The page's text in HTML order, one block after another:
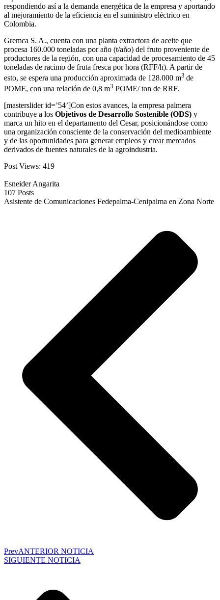
respondiendo así a la demanda energética de la empresa y aportando
al mejoramiento de la eficiencia en el suministro eléctrico en
Colombia.
Gremca S. A., cuenta con una planta extractora de aceite que
procesa 160.000 toneladas por año (t/año) del fruto proveniente de
productores de la región, con una capacidad de procesamiento de 45
toneladas de racimo de fruta fresca por hora (RFF/h). A partir de
esto, se espera una producción aproximada de 128.000 m3 de
POME, con una relación de 0,8 m3 POME/ ton de RRF.
[masterslider id=’54’]Con estos avances, la empresa palmera
contribuye a los Objetivos de Desarrollo Sostenible (ODS) y
marca un hito en el departamento del Cesar, posicionándose como
una organización consciente de la conservación del medioambiente
y de las oportunidades para generar empleos y crear mercados
derivados de fuentes naturales de la agroindustria.
Post Views: 419
Esneider Angarita
107 Posts
Asistente de Comunicaciones Fedepalma-Cenipalma en Zona Norte
PrevANTERIOR NOTICIA
SIGUIENTE NOTICIA